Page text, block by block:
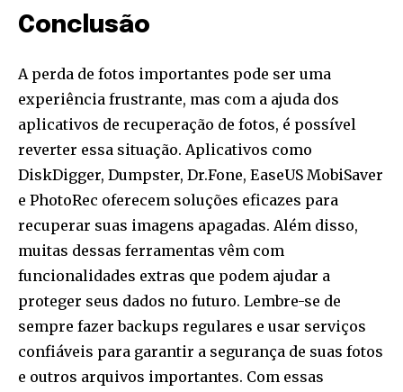
Conclusão
A perda de fotos importantes pode ser uma
experiência frustrante, mas com a ajuda dos
aplicativos de recuperação de fotos, é possível
reverter essa situação. Aplicativos como
DiskDigger, Dumpster, Dr.Fone, EaseUS MobiSaver
e PhotoRec oferecem soluções eficazes para
recuperar suas imagens apagadas. Além disso,
muitas dessas ferramentas vêm com
funcionalidades extras que podem ajudar a
proteger seus dados no futuro. Lembre-se de
sempre fazer backups regulares e usar serviços
confiáveis para garantir a segurança de suas fotos
e outros arquivos importantes. Com essas